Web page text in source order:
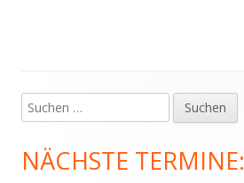
Haupt-
Seitenleiste
Suchen
nach:
NÄCHSTE TERMINE: